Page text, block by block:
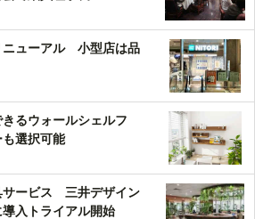
ューアル 小型店は品
るウォールシェルフ
も選択可能
ービス 三井デザイン
入トライアル開始